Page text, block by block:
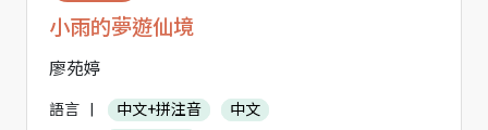
小雨的夢遊仙境
廖苑婷
語言 中文+拼注音
中文